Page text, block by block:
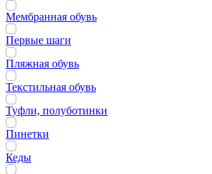
Мембранная обувь
Первые шаги
Пляжная обувь
Текстильная обувь
Туфли, полуботинки
Пинетки
Кеды